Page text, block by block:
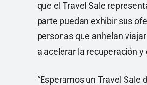
que el Travel Sale
parte puedan exhibir sus
personas que anhelan
a acelerar la recuperación y
“Esperamos un Travel